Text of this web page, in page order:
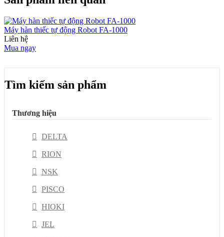
Máy hàn thiếc tự động Robot FA-1000
Liên hệ
Mua ngay
Tìm kiếm sản phẩm
Thương hiệu
DELTA
RION
NSK
PISCO
HIOKI
JEL